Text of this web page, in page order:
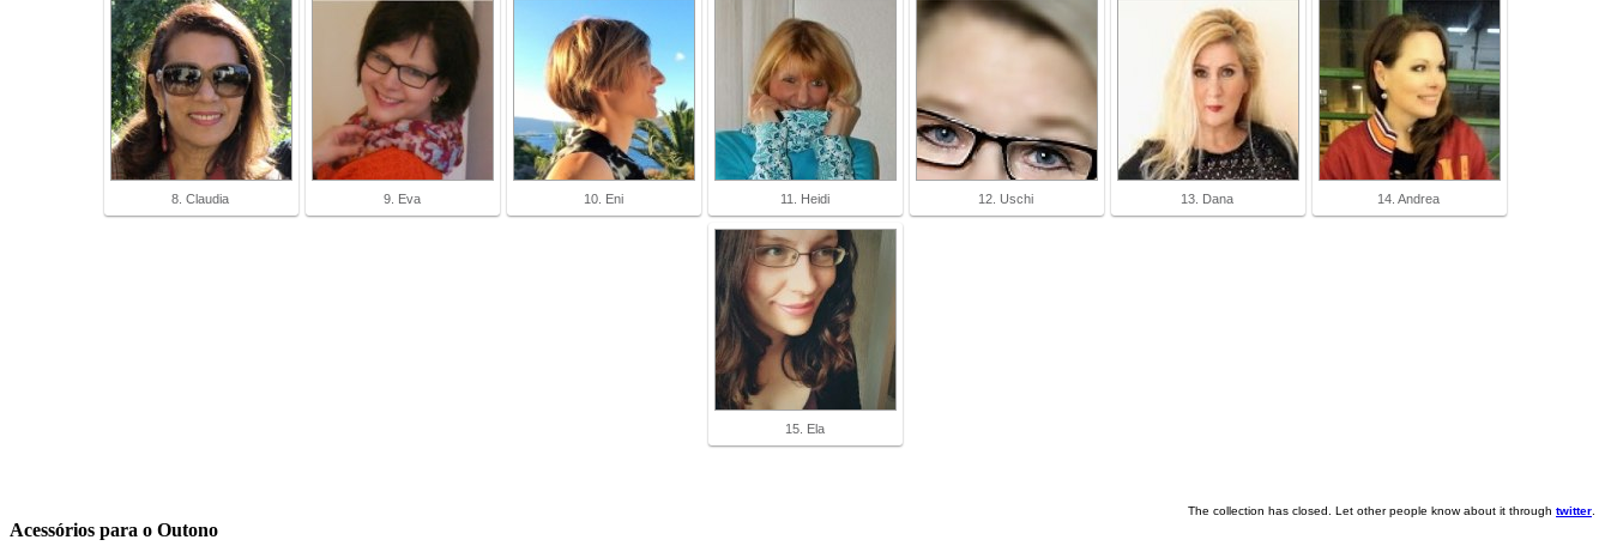
8. Claudia 9. Eva 10. Eni 11. Heidi 12. Uschi 13. Dana 14. Andrea
15. Ela
The collection has closed. Let other people know about it through twitter
Acessórios para o Outono